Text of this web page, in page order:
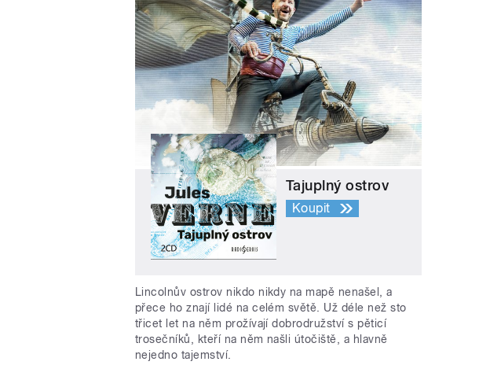
Tajuplný ostrov
Koupit
Lincolnův ostrov nikdo nikdy na mapě nenašel, a
přece ho znají lidé na celém světě. Už déle než sto
třicet let na něm prožívají dobrodružství s pěticí
trosečníků, kteří na něm našli útočiště, a hlavně
nejedno tajemství.